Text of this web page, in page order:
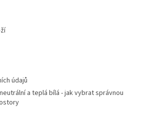
údajů
a teplá bílá - jak vybrat správnou